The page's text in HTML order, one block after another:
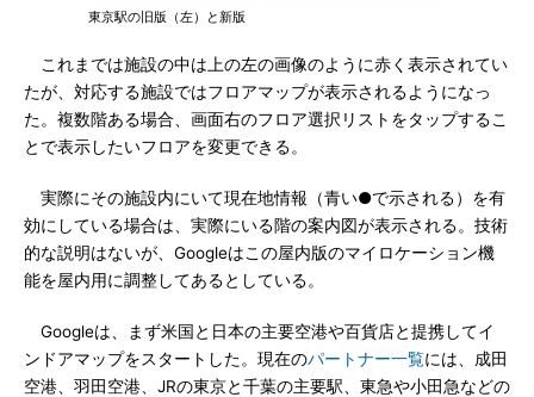
東京駅の旧版（左）と新版
これまでは施設の中は上の左の画像のように赤く表示されてい
たが、対応する施設ではフロアマップが表示されるようになっ
た。複数階ある場合、画面右のフロア選択リストをタップするこ
とで表示したいフロアを変更できる。
実際にその施設内にいて現在地情報（青い●で示される）を有
効にしている場合は、実際にいる階の案内図が表示される。技術
的な説明はないが、Googleはこの屋内版のマイロケーション機
能を屋内用に調整してあるとしている。
Googleは、まず米国と日本の主要空港や百貨店と提携してイ
ンドアマップをスタートした。現在のパートナー一覧には、成田
空港、羽田空港、JRの東京と千葉の主要駅、東急や小田急などの